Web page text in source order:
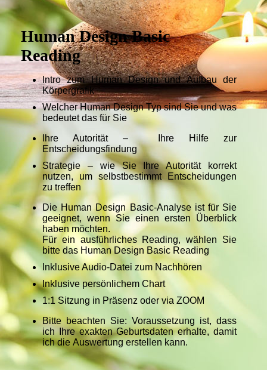
Human Design Basic
Reading
Intro zum Human Design und Aufbau der
Körpergrafik
Welcher Human Design Typ sind Sie und was
bedeutet das für Sie
Ihre Autorität – Ihre Hilfe zur
Entscheidungsfindung
Strategie – wie Sie Ihre Autorität korrekt
nutzen, um selbstbestimmt Entscheidungen
zu treffen
Die Human Design Basic-Analyse ist für Sie
geeignet, wenn Sie einen ersten Überblick
haben möchten.
Für ein ausführliches Reading, wählen Sie
bitte das Human Design Basic Reading
Inklusive Audio-Datei zum Nachhören
Inklusive persönlichem Chart
1:1 Sitzung in Präsenz oder via ZOOM
Bitte beachten Sie: Voraussetzung ist, dass
ich Ihre exakten Geburtsdaten erhalte, damit
ich die Auswertung erstellen kann.